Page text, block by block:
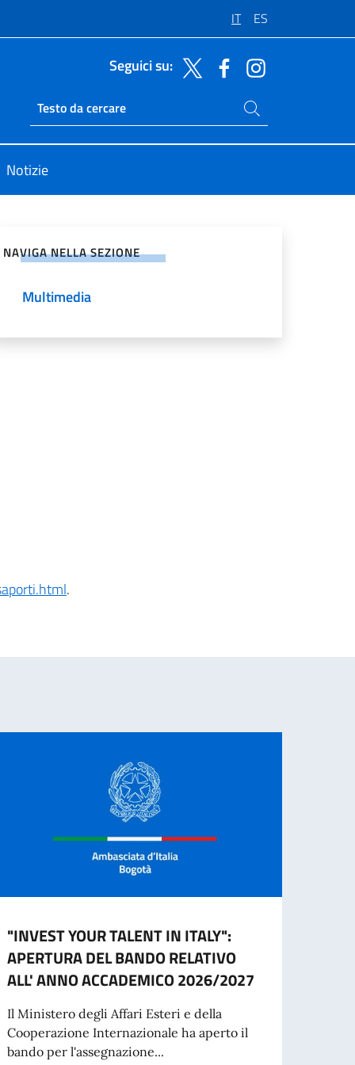
IT ES
Seguici su:
Ricerca sito live
Cerca nel sito
Notizie
.
NAVIGA NELLA SEZIONE
Multimedia
"INVEST YOUR TALENT IN ITALY":
APERTURA DEL BANDO RELATIVO
ALL' ANNO ACCADEMICO 2026/2027
Il Ministero degli Affari Esteri e della
Cooperazione Internazionale ha aperto il
bando per l'assegnazione...